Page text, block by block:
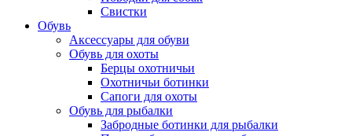
Свистки
Обувь
Аксессуары для обуви
Обувь для охоты
Берцы охотничьи
Охотничьи ботинки
Сапоги для охоты
Обувь для рыбалки
Забродные ботинки для рыбалки